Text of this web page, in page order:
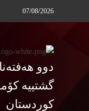
07/08/2026
دوو
گشتییە
کوردستان